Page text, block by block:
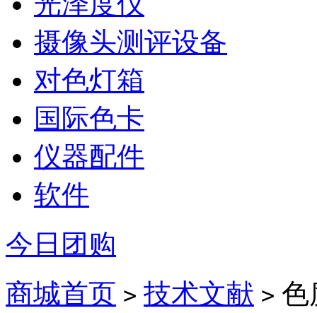
摄像头测评设备
对色灯箱
国际色卡
仪器配件
软件
今日团购
商城首页 > 技术文献 >